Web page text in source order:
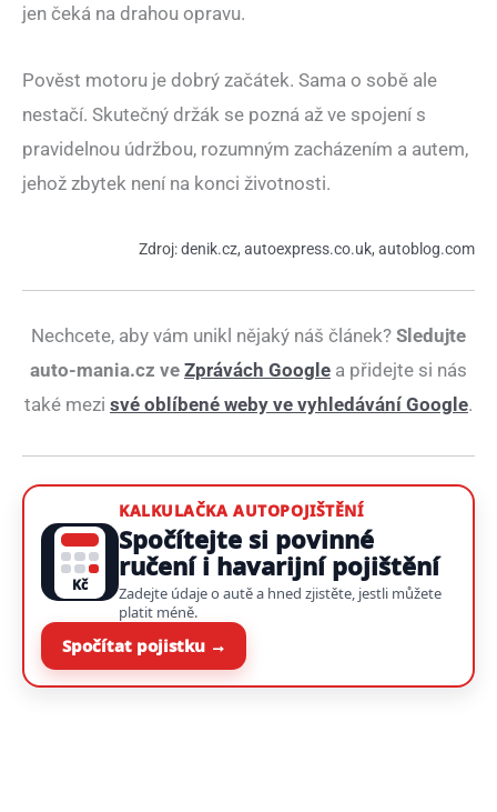
jen čeká na drahou opravu.
Pověst motoru je dobrý začátek. Sama o sobě ale
nestačí. Skutečný držák se pozná až ve spojení s
pravidelnou údržbou, rozumným zacházením a autem,
jehož zbytek není na konci životnosti.
Zdroj:denik.cz, autoexpress.co.uk, autoblog.com
Nechcete, aby vám unikl nějaký náš článek? Sledujte
auto-mania.cz ve Zprávách Google a přidejte si nás
také mezi své oblíbené weby ve vyhledávání Google.
Kč
KALKULAČKA AUTOPOJIŠTĚNÍ
Spočítejte si povinné
ručení i havarijní pojištění
Zadejte údaje o autě a hned zjistěte, jestli můžete
platit méně.
Spočítat pojistku →